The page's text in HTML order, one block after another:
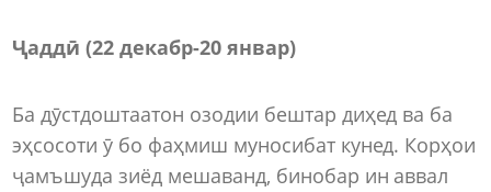
Ҷаддӣ (22 декабр-20 январ)
Ба дӯстдоштаатон озодии бештар диҳед ва ба
эҳсосоти ӯ бо фаҳмиш муносибат кунед. Корҳои
ҷамъшуда зиёд мешаванд, бинобар ин аввал